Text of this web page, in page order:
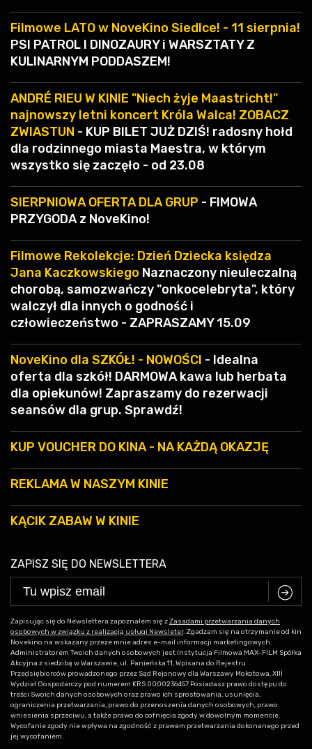
Filmowe LATO w NoveKino Siedlce! - 11 sierpnia!
PSI PATROL I DINOZAURY i WARSZTATY Z
KULINARNYM PODDASZEM!
ANDRÉ RIEU W KINIE "Niech żyje Maastricht!"
najnowszy letni koncert Króla Walca! ZOBACZ
ZWIASTUN - KUP BILET JUŻ DZIŚ! radosny hołd
dla rodzinnego miasta Maestra, w którym
wszystko się zaczęło - od 23.08
SIERPNIOWA OFERTA DLA GRUP - FIMOWA
PRZYGODA z NoveKino!
Filmowe Rekolekcje: Dzień Dziecka księdza
Jana Kaczkowskiego Naznaczony nieuleczalną
chorobą, samozwańczy "onkocelebryta", który
walczył dla innych o godność i
człowieczeństwo - ZAPRASZAMY 15.09
NoveKino dla SZKÓŁ! - NOWOŚCI - Idealna
oferta dla szkół! DARMOWA kawa lub herbata
dla opiekunów! Zapraszamy do rezerwacji
seansów dla grup. Sprawdź!
KUP VOUCHER DO KINA - NA KAŻDĄ OKAZJĘ
REKLAMA W NASZYM KINIE
KĄCIK ZABAW W KINIE
ZAPISZ SIĘ DO NEWSLETTERA
C
Zapisując się do Newslettera zapoznałem się zZasadami przetwarzania danych
osobowych w związku z realizacją usługi Newsleter. Zgadzam się na otrzymanie od kin
Novekino na wskazany przeze mnie adres e-mail informacji marketingowych.
Administratorem Twoich danych osobowych jest Instytucja Filmowa MAX-FILM Spółka
Akcyjna z siedzibą w Warszawie, ul. Panieńska 11, Wpisana do Rejestru
Przedsiębiorców prowadzonego przez Sąd Rejonowy dla Warszawy Mokotowa, XIII
Wydział Gospodarczy pod numerem KRS 0000236457 Posiadasz prawo dostępu do
treści Swoich danych osobowych oraz prawo ich sprostowania, usunięcia,
ograniczenia przetwarzania, prawo do przenoszenia danych osobowych, prawo
wniesienia sprzeciwu, a także prawo do cofnięcia zgody w dowolnym momencie.
Wycofanie zgody nie wpływa na zgodność z prawem przetwarzania dokonanego przed
jej wycofaniem.